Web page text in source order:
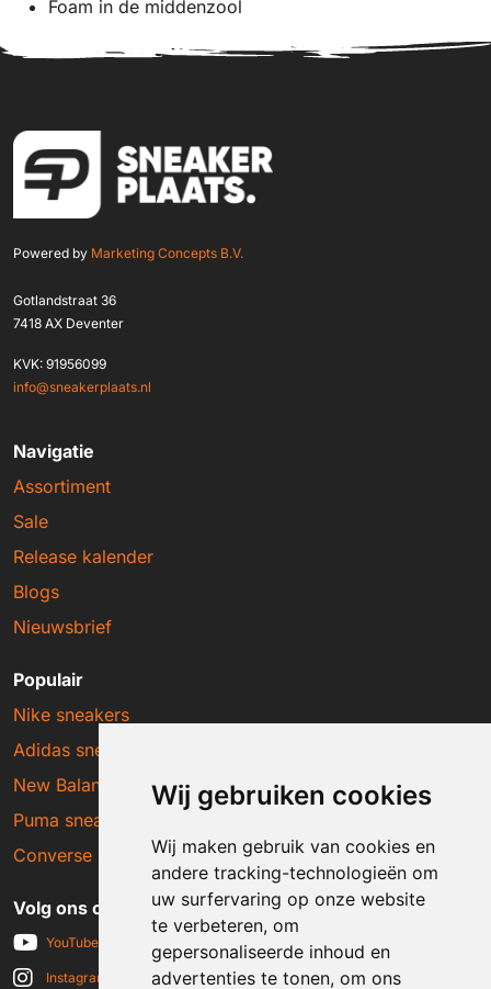
Wij gebruiken cookies
Wij maken gebruik van cookies en
andere tracking-technologieën om
uw surfervaring op onze website
te verbeteren, om
gepersonaliseerde inhoud en
advertenties te tonen, om ons
Foam in de middenzool
Powered by Marketing Concepts B.V.
Gotlandstraat 36
7418 AX Deventer
KVK: 91956099
info@sneakerplaats.nl
Navigatie
Assortiment
Sale
Release kalender
Blogs
Nieuwsbrief
Populair
Nike sneakers
Adidas sneakers
New Balance sneakers
Puma sneakers
Converse sneakers
Volg ons op social media
YouTube
Instagram